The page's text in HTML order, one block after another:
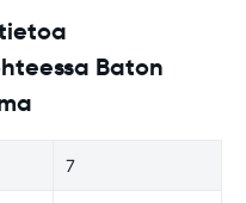
Baton
7